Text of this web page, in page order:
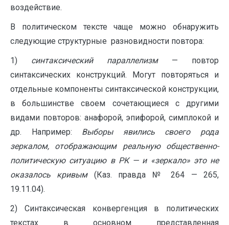
воздействие.
В политическом тексте чаще можно обнаружить
следующие структурные разновидности повтора:
1) синтаксический параллелизм— повтор
синтаксических конструкций. Могут повторяться и
отдельные компоненты синтаксической конструкции,
в большинстве своем сочетающиеся с другими
видами повторов: анафорой, эпифорой, симплокой и
др. Например: Выборы явились своего рода
зеркалом, отображающим реальную общественно-
политическую ситуацию в РК —и «зеркало» это не
оказалось кривым (Каз. правда № 264 — 265,
19.11.04).
2) Синтаксическая конвергенция в политических
текстах в основном представленная